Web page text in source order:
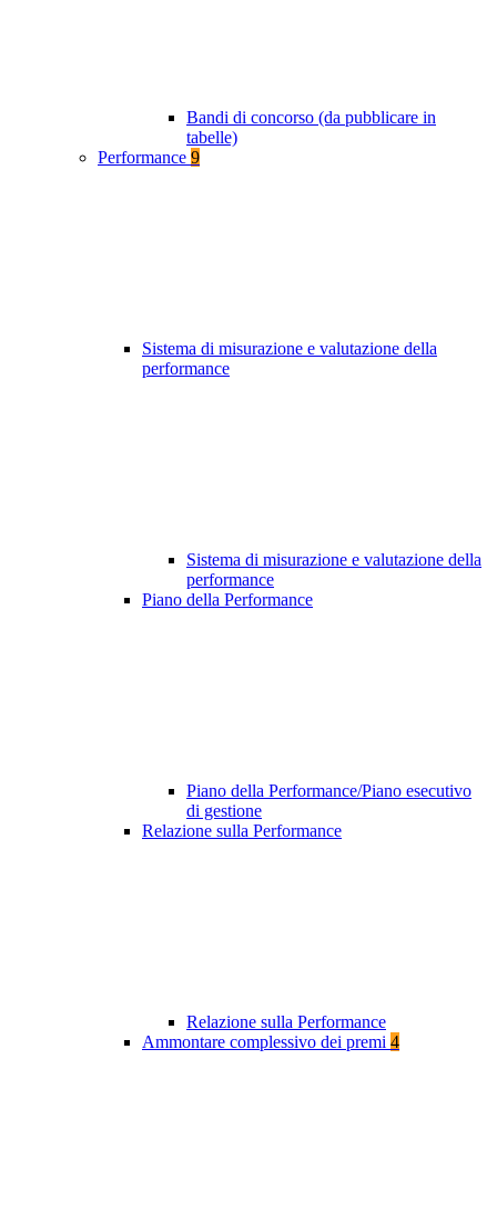
Bandi di concorso (da pubblicare in
tabelle)
Performance 9
Sistema di misurazione e valutazione della
performance
Sistema di misurazione e valutazione della
performance
Piano della Performance
Piano della Performance/Piano esecutivo
di gestione
Relazione sulla Performance
Relazione sulla Performance
Ammontare complessivo dei premi 4